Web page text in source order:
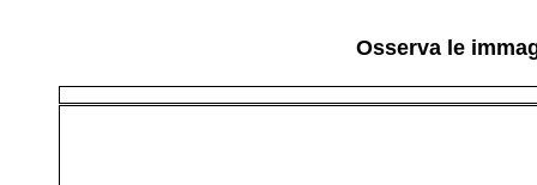
Osserva le